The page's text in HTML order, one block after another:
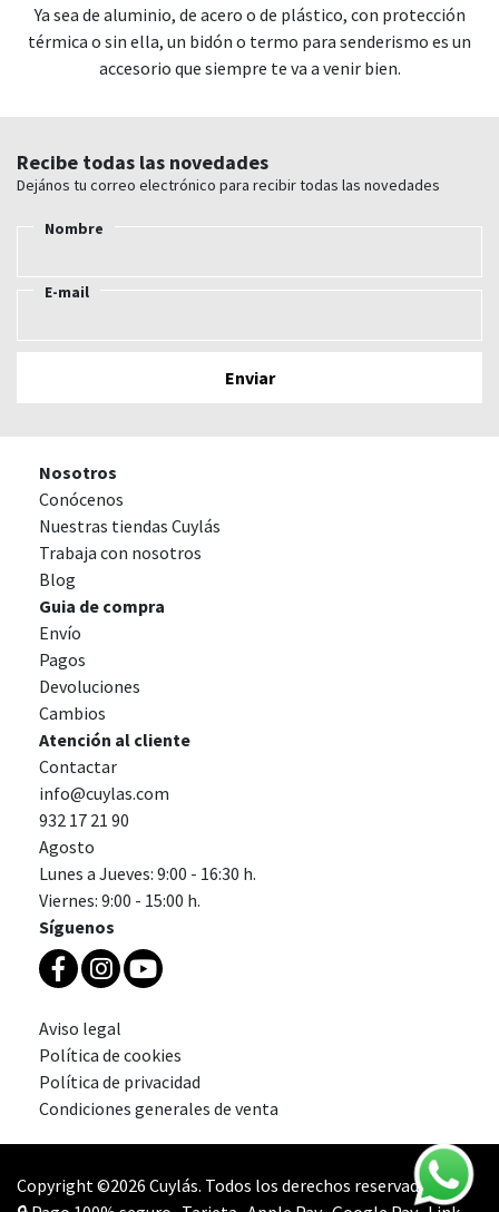
Ya sea de aluminio, de acero o de plástico, con protección
térmica o sin ella, un bidón o termo para senderismo es un
accesorio que siempre te va a venir bien.
Recibe todas las novedades
Dejános tu correo electrónico para recibir todas las novedades
Nombre
E-mail
Nosotros
Conócenos
Nuestras tiendas Cuylás
Trabaja con nosotros
Blog
Guia de compra
Envío
Pagos
Devoluciones
Cambios
Atención al cliente
Contactar
info@cuylas.com
932 17 21 90
Agosto
Lunes a Jueves: 9:00 - 16:30 h.
Viernes: 9:00 - 15:00 h.
Síguenos
Aviso legal
Política de cookies
Política de privacidad
Condiciones generales de venta
Copyright ©2026 Cuylás. Todos los derechos reservados.